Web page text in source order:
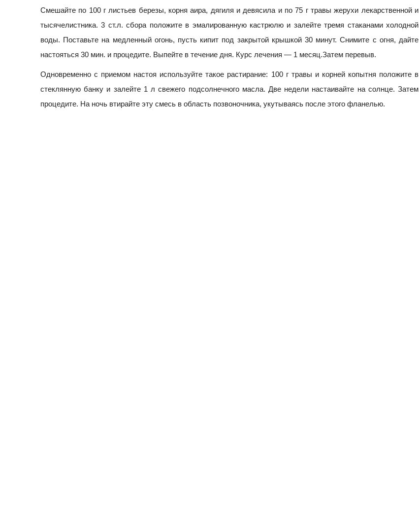
Смешайте по 100 г листьев березы, корня аира, дягиля и девясила и по 75 г травы жерухи лекарственной и
тысячелистника. 3 ст.л. сбора положите в эмалированную кастрюлю и залейте тремя стаканами холодной
воды. Поставьте на медленный огонь, пусть кипит под закрытой крышкой 30 минут. Снимите с огня, дайте
настояться 30 мин. и процедите. Выпейте в течение дня. Курс лечения — 1 месяц.Затем перевыв.
Одновременно с приемом настоя используйте такое растирание: 100 г травы и корней копытня положите в
стеклянную банку и залейте 1 л свежего подсолнечного масла. Две недели настаивайте на солнце. Затем
процедите. На ночь втирайте эту смесь в область позвоночника, укутываясь после этого фланелью.